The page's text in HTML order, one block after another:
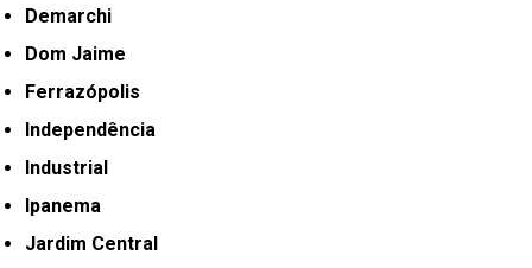
Demarchi
Dom Jaime
Ferrazópolis
Independência
Industrial
Ipanema
Jardim Central